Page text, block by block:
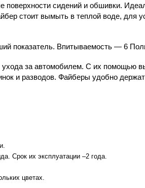
поверхности сидений и обшивки.
стоит вымыть в теплой воде, для
показатель. Впитываемость — 6
за автомобилем. С их помощью
и разводов. Файберы удобно
Срок их эксплуатации –2 года.
цветах.